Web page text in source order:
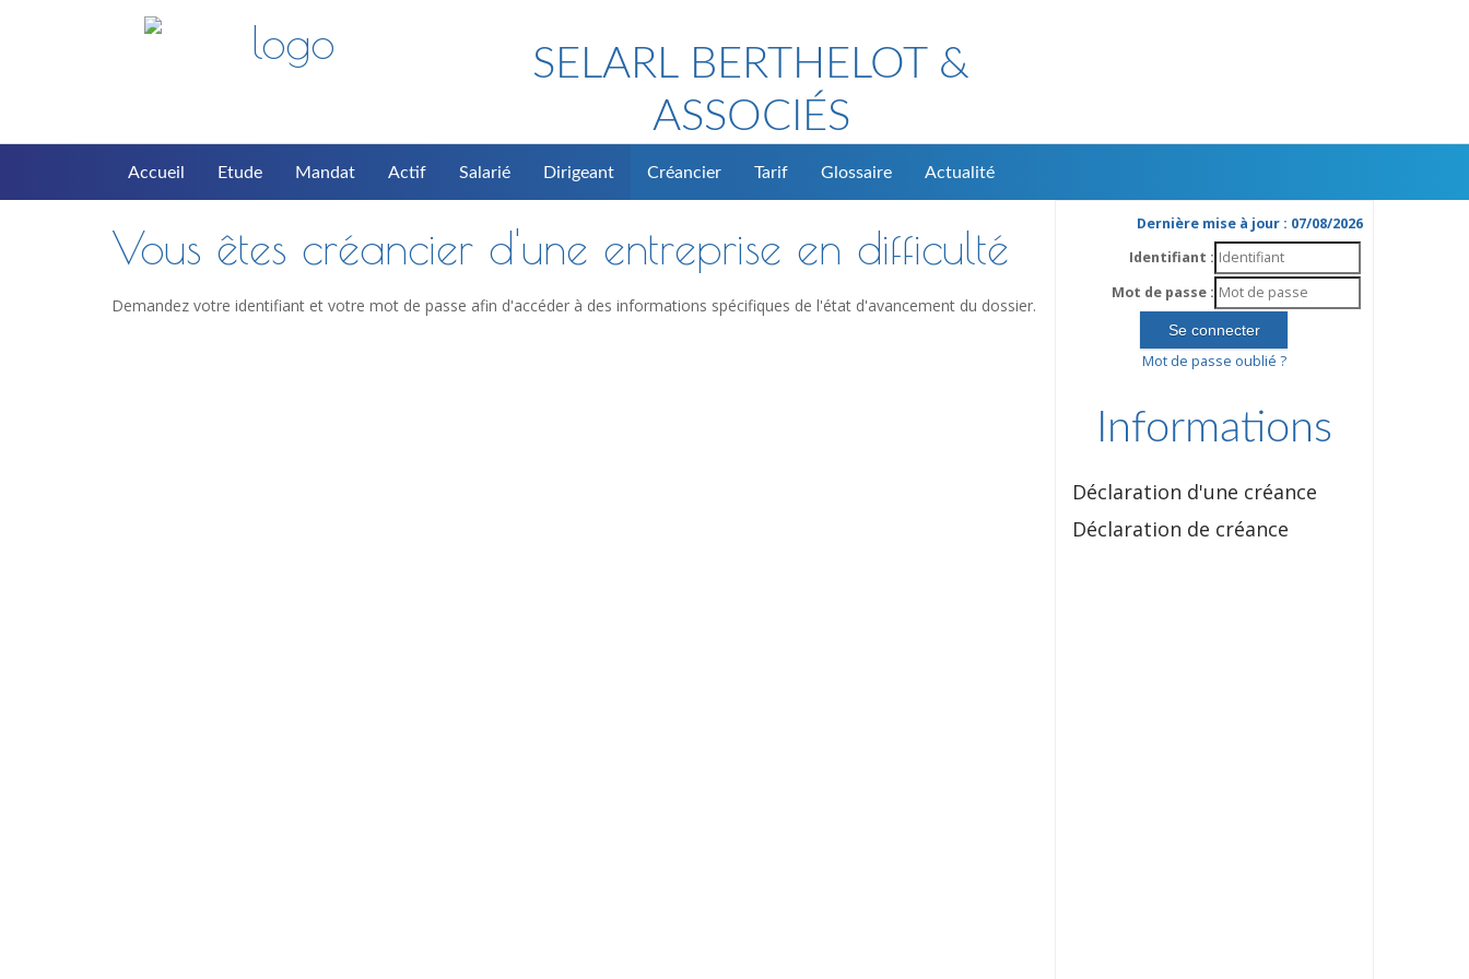
SELARL BERTHELOT &
ASSOCIÉS
Accueil Etude Mandat Actif Salarié Dirigeant Créancier Tarif Glossaire Actualité
Vous êtes créancier d'une entreprise en difficulté
Demandez votre identifiant et votre mot de passe afin d'accéder à des informations spécifiques de l'état d'avancement du dossier.
Dernière mise à jour : 07/08/2026
Identifiant :
Mot de passe :
Mot de passe oublié ?
Informations
Déclaration d'une créance
Déclaration de créance